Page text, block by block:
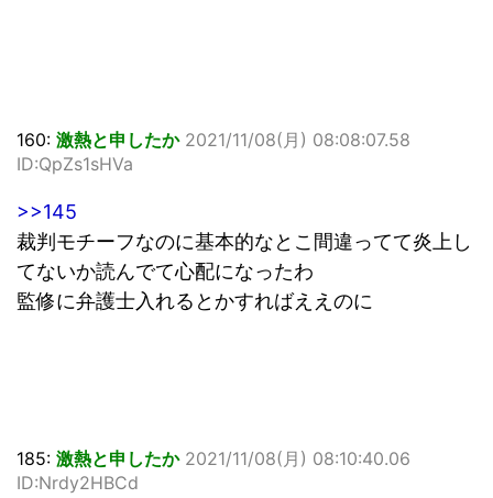
160: 激熱と申したか 2021/11/08(月) 08:08:07.58
ID:QpZs1sHVa
>>145
裁判モチーフなのに基本的なとこ間違ってて炎上し
てないか読んでて心配になったわ
監修に弁護士入れるとかすればええのに
185: 激熱と申したか 2021/11/08(月) 08:10:40.06
ID:Nrdy2HBCd